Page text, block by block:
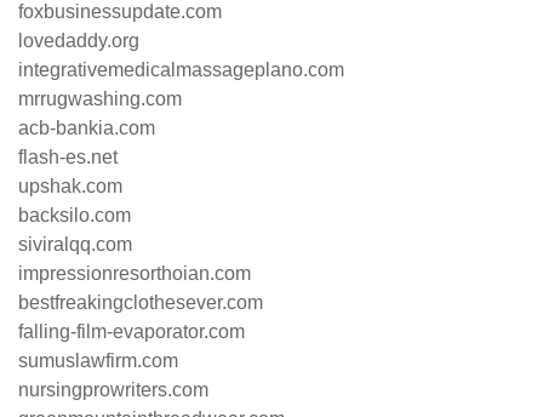
foxbusinessupdate.com
lovedaddy.org
integrativemedicalmassageplano.com
mrrugwashing.com
acb-bankia.com
flash-es.net
upshak.com
backsilo.com
siviralqq.com
impressionresorthoian.com
bestfreakingclothesever.com
falling-film-evaporator.com
sumuslawfirm.com
nursingprowriters.com